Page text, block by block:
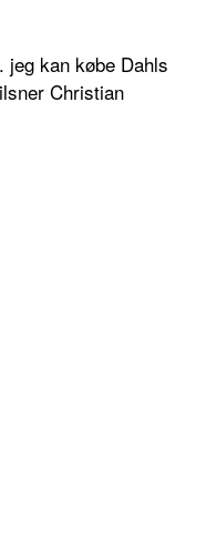
jeg kan købe Dahls
Christian